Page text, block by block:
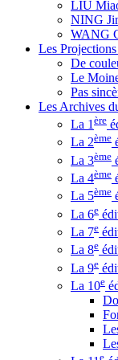
LIU
NING
WANG
Les
De
Le
Pas
Les Archives
La 1 ère
La 2ème
La 3ème
La 4ème
La 5ème
La 6e
La 7e
La 8e
La 9e
La 10e
e